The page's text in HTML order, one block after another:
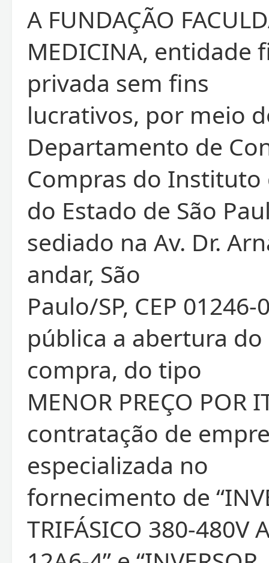
A FUNDAÇÃO
MEDICINA, entidade
privada sem fins
lucrativos, por meio
Departamento de
Compras do Instituto
do Estado de São
sediado na Av. Dr.
andar, São
Paulo/SP, CEP
pública a abertura
compra, do tipo
MENOR PREÇO POR
contratação de
especializada no
fornecimento de
TRIFÁSICO 380-480V